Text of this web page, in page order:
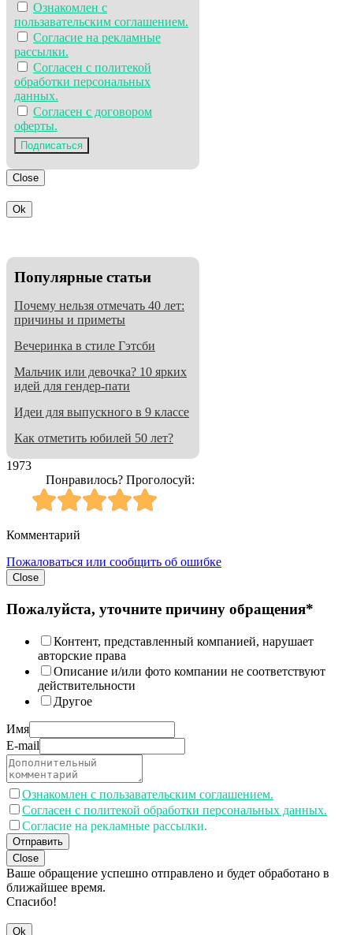
Ознакомлен с
пользавательским соглашением.
Согласие на рекламные
рассылки.
Согласен с политекой
обработки персональных
данных.
Согласен с договором
оферты.
Подписаться
Close
Ok
Популярные статьи
Почему нельзя отмечать 40 лет:
причины и приметы
Вечеринка в стиле Гэтсби
Мальчик или девочка? 10 ярких
идей для гендер-пати
Идеи для выпускного в 9 классе
Как отметить юбилей 50 лет?
1973
Понравилось? Проголосуй:
Комментарий
Пожаловаться или сообщить об ошибке
Close
Пожалуйста, уточните причину обращения*
Контент, представленный компанией, нарушает
авторские права
Описание и/или фото компании не соответствуют
действительности
Другое
Имя
E-mail
Ознакомлен с пользавательским соглашением.
Согласен с политекой обработки персональных данных.
Согласие на рекламные рассылки.
Отправить
Close
Ваше обращение успешно отправлено и будет обработано в
ближайшее время.
Спасибо!
Ok